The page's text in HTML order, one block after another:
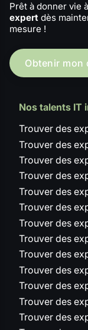
Prêt à donner vie
expert dès
mesure !
Obtenir mon
Nos talents IT
Trouver des
Trouver des
Trouver des
Trouver des
Trouver des
Trouver des
Trouver des
Trouver des
Trouver des
Trouver des
Trouver des
Trouver des
Trouver des